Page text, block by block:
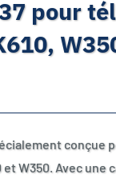
pour
conçue
et W350. Avec une